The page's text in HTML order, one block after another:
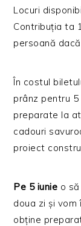
Locuri
Contribuția ta
persoană
În costul
prânz pentru
preparate la
cadouri
proiect
Pe 5 iunie o
doua zi și
obține